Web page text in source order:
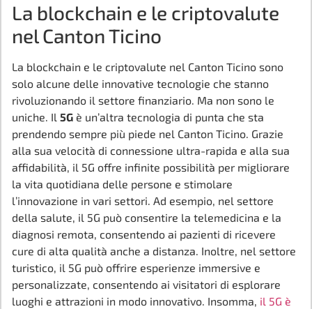
La blockchain e le criptovalute
nel Canton Ticino
La blockchain e le criptovalute nel Canton Ticino sono
solo alcune delle innovative tecnologie che stanno
rivoluzionando il settore finanziario. Ma non sono le
uniche. Il 5G è un’altra tecnologia di punta che sta
prendendo sempre più piede nel Canton Ticino. Grazie
alla sua velocità di connessione ultra-rapida e alla sua
affidabilità, il 5G offre infinite possibilità per migliorare
la vita quotidiana delle persone e stimolare
l’innovazione in vari settori. Ad esempio, nel settore
della salute, il 5G può consentire la telemedicina e la
diagnosi remota, consentendo ai pazienti di ricevere
cure di alta qualità anche a distanza. Inoltre, nel settore
turistico, il 5G può offrire esperienze immersive e
personalizzate, consentendo ai visitatori di esplorare
luoghi e attrazioni in modo innovativo. Insomma, il 5G è